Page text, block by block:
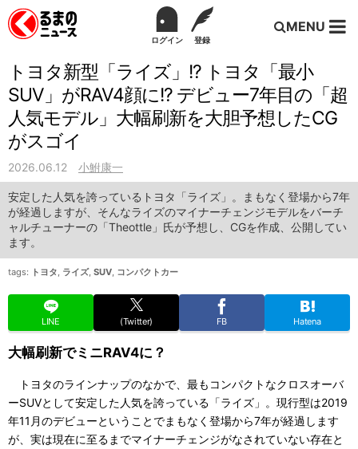
ログイン 登録
MENU
トヨタ新型「ライズ」!? トヨタ「最小
SUV」がRAV4顔に!? デビュー7年目の「超
人気モデル」大幅刷新を大胆予想したCG
がスゴイ
2026.06.12 小鮒康一
安定した人気を誇っているトヨタ「ライズ」。まもなく登場から7年
が経過しますが、そんなライズのマイナーチェンジモデルをバーチ
ャルチューナーの「Theottle」氏が予想し、CGを作成、公開してい
ます。
tags: トヨタ, ライズ, SUV, コンパクトカー
LINE (Twitter) FB Hatena
大幅刷新でミニRAV4に？
トヨタのラインナップのなかで、最もコンパクトなクロスオーバ
ーSUVとして安定した人気を誇っている「ライズ」。現行型は2019
年11月のデビューということでまもなく登場から7年が経過します
が、実は現在に至るまでマイナーチェンジがなされていない存在と